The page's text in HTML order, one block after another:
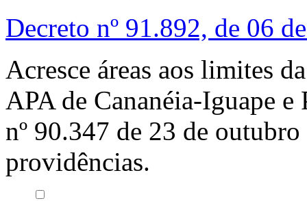
Decreto nº 91.892, de 06
Acresce áreas aos limites
APA de Cananéia-Iguape
nº 90.347 de 23 de
providências.